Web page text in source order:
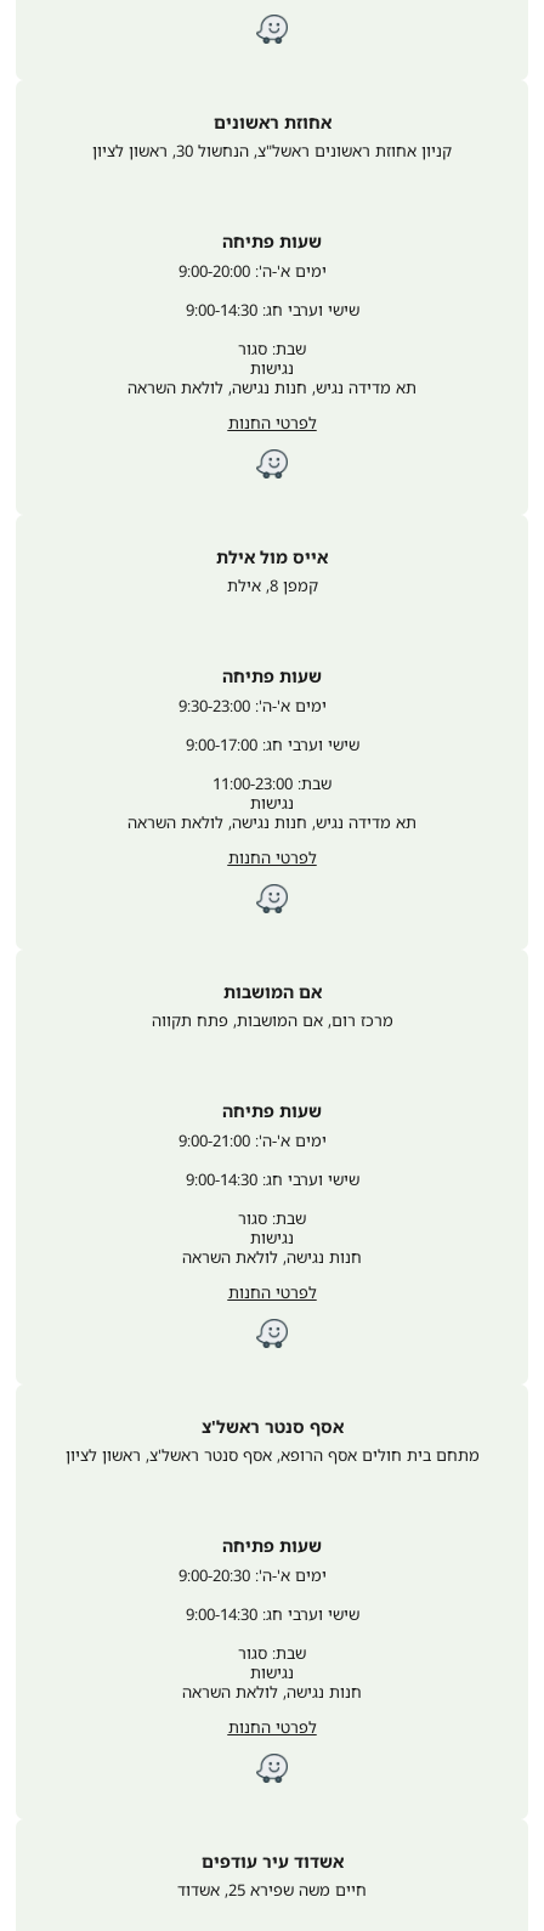
אחוזת ראשונים
קניון אחוזת ראשונים ראשל"צ, הנחשול 30 , ראשון לציון
שעות פתיחה
שישי וערבי חג: 9:00-14:30
שבת: סגור
נגישות
תא מדידה נגיש, חנות נגישה, לולאת השראה
לפרטי החנות
אייס מול אילת
קמפן 8 , אילת
שעות פתיחה
שישי וערבי חג: 9:00-17:00
שבת: 11:00-23:00
נגישות
תא מדידה נגיש, חנות נגישה, לולאת השראה
לפרטי החנות
אם המושבות
מרכז רום, אם המושבות, פתח תקווה
שעות פתיחה
שישי וערבי חג: 9:00-14:30
שבת: סגור
נגישות
חנות נגישה, לולאת השראה
לפרטי החנות
אסף סנטר ראשל'צ
מתחם בית חולים אסף הרופא, אסף סנטר ראשל'צ, ראשון לציון
שעות פתיחה
שישי וערבי חג: 9:00-14:30
שבת: סגור
נגישות
חנות נגישה, לולאת השראה
לפרטי החנות
אשדוד עיר עודפים
חיים משה שפירא 25 , אשדוד